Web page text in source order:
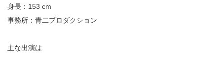
身長：153 cm
事務所：青二プロダクション
主な出演は